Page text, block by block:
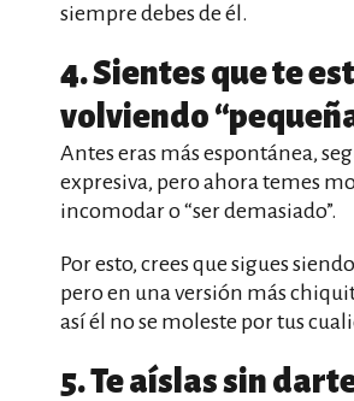
siempre debes de él.
4. Sientes que te
volviendo
Antes eras más espontánea,
expresiva, pero ahora temes
incomodar o “ser demasiado”.
Por esto, crees que sigues
pero en una versión más
así él no se moleste por tus
5. Te aíslas sin